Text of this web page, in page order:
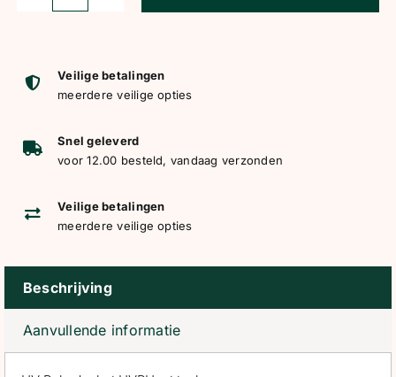
HV
HVPHeat
tech
Veilige betalingen
meerdere veilige opties
Snel geleverd
voor 12.00 besteld, vandaag verzonden
Veilige betalingen
meerdere veilige opties
Beschrijving
Aanvullende informatie